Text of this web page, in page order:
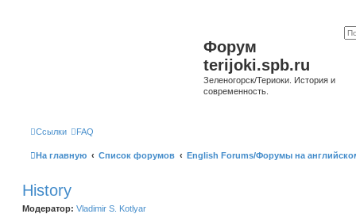
Форум
terijoki.spb.ru
Зеленогорск/Териоки. История и
современность.
Ссылки FAQ
На главную Список форумов English Forums/Форумы на
History
Модератор: Vladimir S. Kotlyar